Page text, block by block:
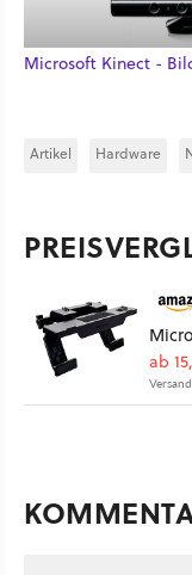
Microsoft Kinect -
Artikel Hardware
ab